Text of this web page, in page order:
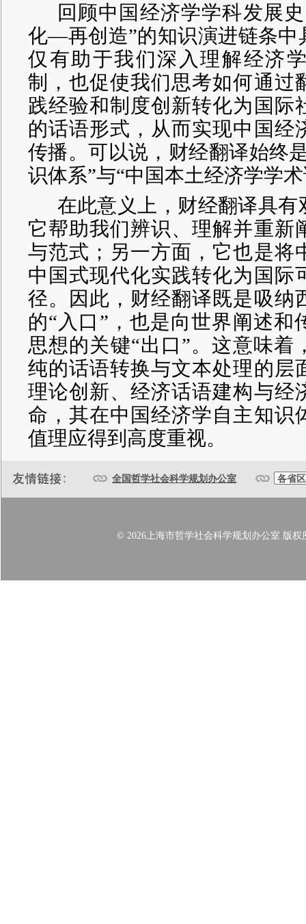
回顾中国经济学学科发展
化—再创造”的知识演进链条中
仅有助于我们深入理解经济
制，也促使我们思考如何通过
践经验和制度创新转化为国际
的话语形式，从而实现中国经
传播。可以说，财经翻译始终
识体系”与“中国本土经济学学
在此意义上，财经翻译具
它帮助我们辨识、理解并重新
与范式；另一方面，它也是将
中国式现代化实践转化为国际
径。因此，财经翻译既是吸纳
的“入口”，也是向世界阐述和
思想的关键“出口”。这意味着
纯的话语转换与文本处理的层
理论创新、经济话语建构与经
命，其在中国经济学自主知识
值理应得到高度重视。
全国哲学社会科学规划办公室
© 2026上海市哲学社会科学规划办公室 版权